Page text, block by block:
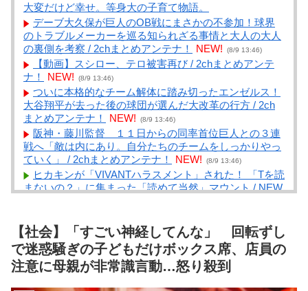
大変だけど幸せ。等身大の子育て物語。
デーブ大久保が巨人のOB戦にまさかの不参加！球界
のトラブルメーカーを巡る知られざる事情と大人の大人
の裏側を考察 / 2chまとめアンテナ！
NEW! (8/9 13:46)
【動画】スシロー、テロ被害再び / 2chまとめアンテ
ナ！
NEW! (8/9 13:46)
ついに本格的なチーム解体に踏み切ったエンゼルス！
大谷翔平が去った後の球団が選んだ大改革の行方 / 2ch
まとめアンテナ！
NEW! (8/9 13:46)
阪神・藤川監督 １１日からの同率首位巨人との３連
戦へ「敵は内にあり。自分たちのチームをしっかりやっ
ていく」 / 2chまとめアンテナ！
NEW! (8/9 13:46)
ヒカキンが「VIVANTハラスメント」された！ 「Tを読
まないの？」に集まった「読めて当然」マウント / NEW
明ｗｗｗｗｗｗｗｗｗ / NEWまとめサイトアンテナ！
NEW! (8/9 13:40)
名作『転生重騎士』【驚愕】凄い事に気付いたｗｗｗ
ｗもしかして… / NEWまとめサイトアンテナ！
【社会】「すごい神経してんな」 回転ずし
で迷惑騒ぎの子どもだけボックス席、店員の
注意に母親が非常識言動…怒り殺到